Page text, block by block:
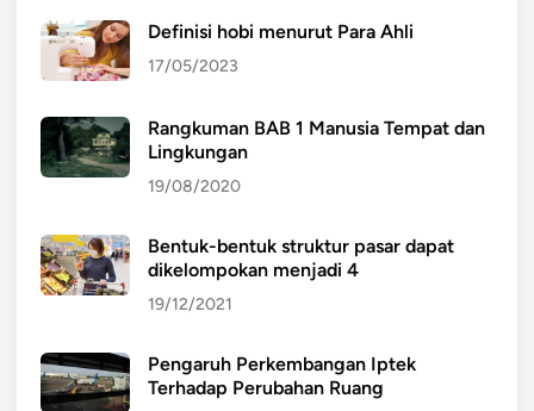
Definisi hobi menurut Para Ahli
17/05/2023
Rangkuman BAB 1 Manusia Tempat dan
Lingkungan
19/08/2020
Bentuk-bentuk struktur pasar dapat
dikelompokan menjadi 4
19/12/2021
Pengaruh Perkembangan Iptek
Terhadap Perubahan Ruang